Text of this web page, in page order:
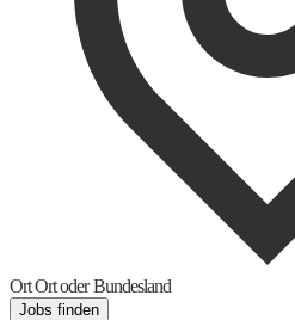
OrtOrt oder Bundesland
Jobs finden